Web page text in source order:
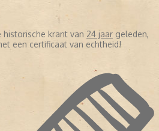
krant van 24 jaar geleden,
een certificaat van echtheid!